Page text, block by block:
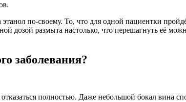
по-своему. То, что для одной пациентки
дозой размыта настолько, что перешагнуть её
заболевания?
полностью. Даже небольшой бокал вина